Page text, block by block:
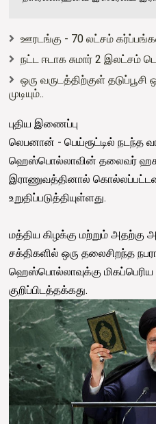
ஊரடங்கு - 70 லட்சம்
நட்ட ஈடாக சுமார் 2 இலட்சம்
ஒரு வருடத்திற்குள்
முடியும்..
புதிய இணைப்பு
லெபனான் - பெய்ரூட்டில் நடந்த
ஹெஸ்பொல்லாவின் தலைவர்
இராணுவத்தினால்
உறுதிப்படுத்தியுள்ளது.
மத்திய கிழக்கு மற்றும் அதற்கு
சக்திகளில் ஒரு தலைசிறந்த
ஹெஸ்பொல்லாவுக்கு
குறிப்பிடத்தக்கது.